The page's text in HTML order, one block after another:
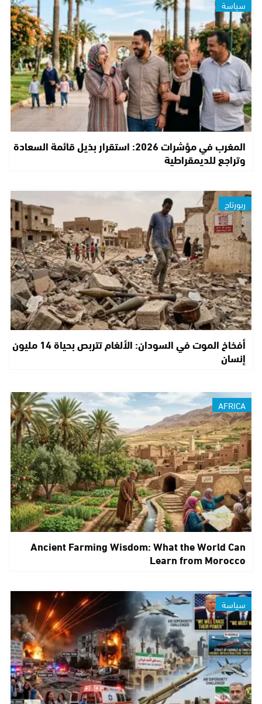
سياسة
المغرب في مؤشرات 2026: استقرار بذيل قائمة السعادة
وتراجع للديمقراطية
ربورتاج
أفخاخ الموت في السودان: الألغام تتربص بحياة 14 مليون
إنسان
AFRICA
Ancient Farming Wisdom: What the World Can
Learn from Morocco
سياسة